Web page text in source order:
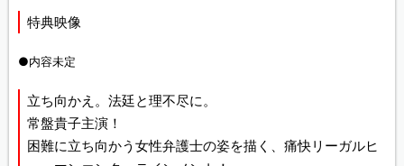
特典映像
●内容未定
立ち向かえ。法廷と理不尽に。
常盤貴子主演！
困難に立ち向かう女性弁護士の姿を描く、痛快リーガルヒ